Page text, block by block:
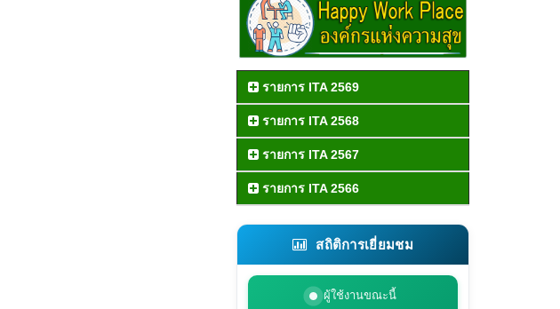
รายการ ITA 2569
รายการ ITA 2568
รายการ ITA 2567
รายการ ITA 2566
สถิติการเยี่ยมชม
ผู้ใช้งานขณะนี้